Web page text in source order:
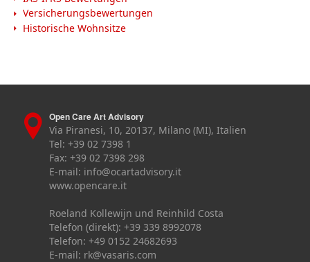
Versicherungsbewertungen
Historische Wohnsitze
Open Care Art Advisory
Via Piranesi, 10, 20137, Milano (MI), Italien
Tel: +39 02 7398 1
Fax: +39 02 7398 298
E-mail: info@ocartadvisory.it
www.opencare.it
Roeland Kollewijn und Reinhild Costa
Telefon (direkt): +39 339 8992078
Telefon: +49 0152 24682693
E-mail: rk@vasaris.com